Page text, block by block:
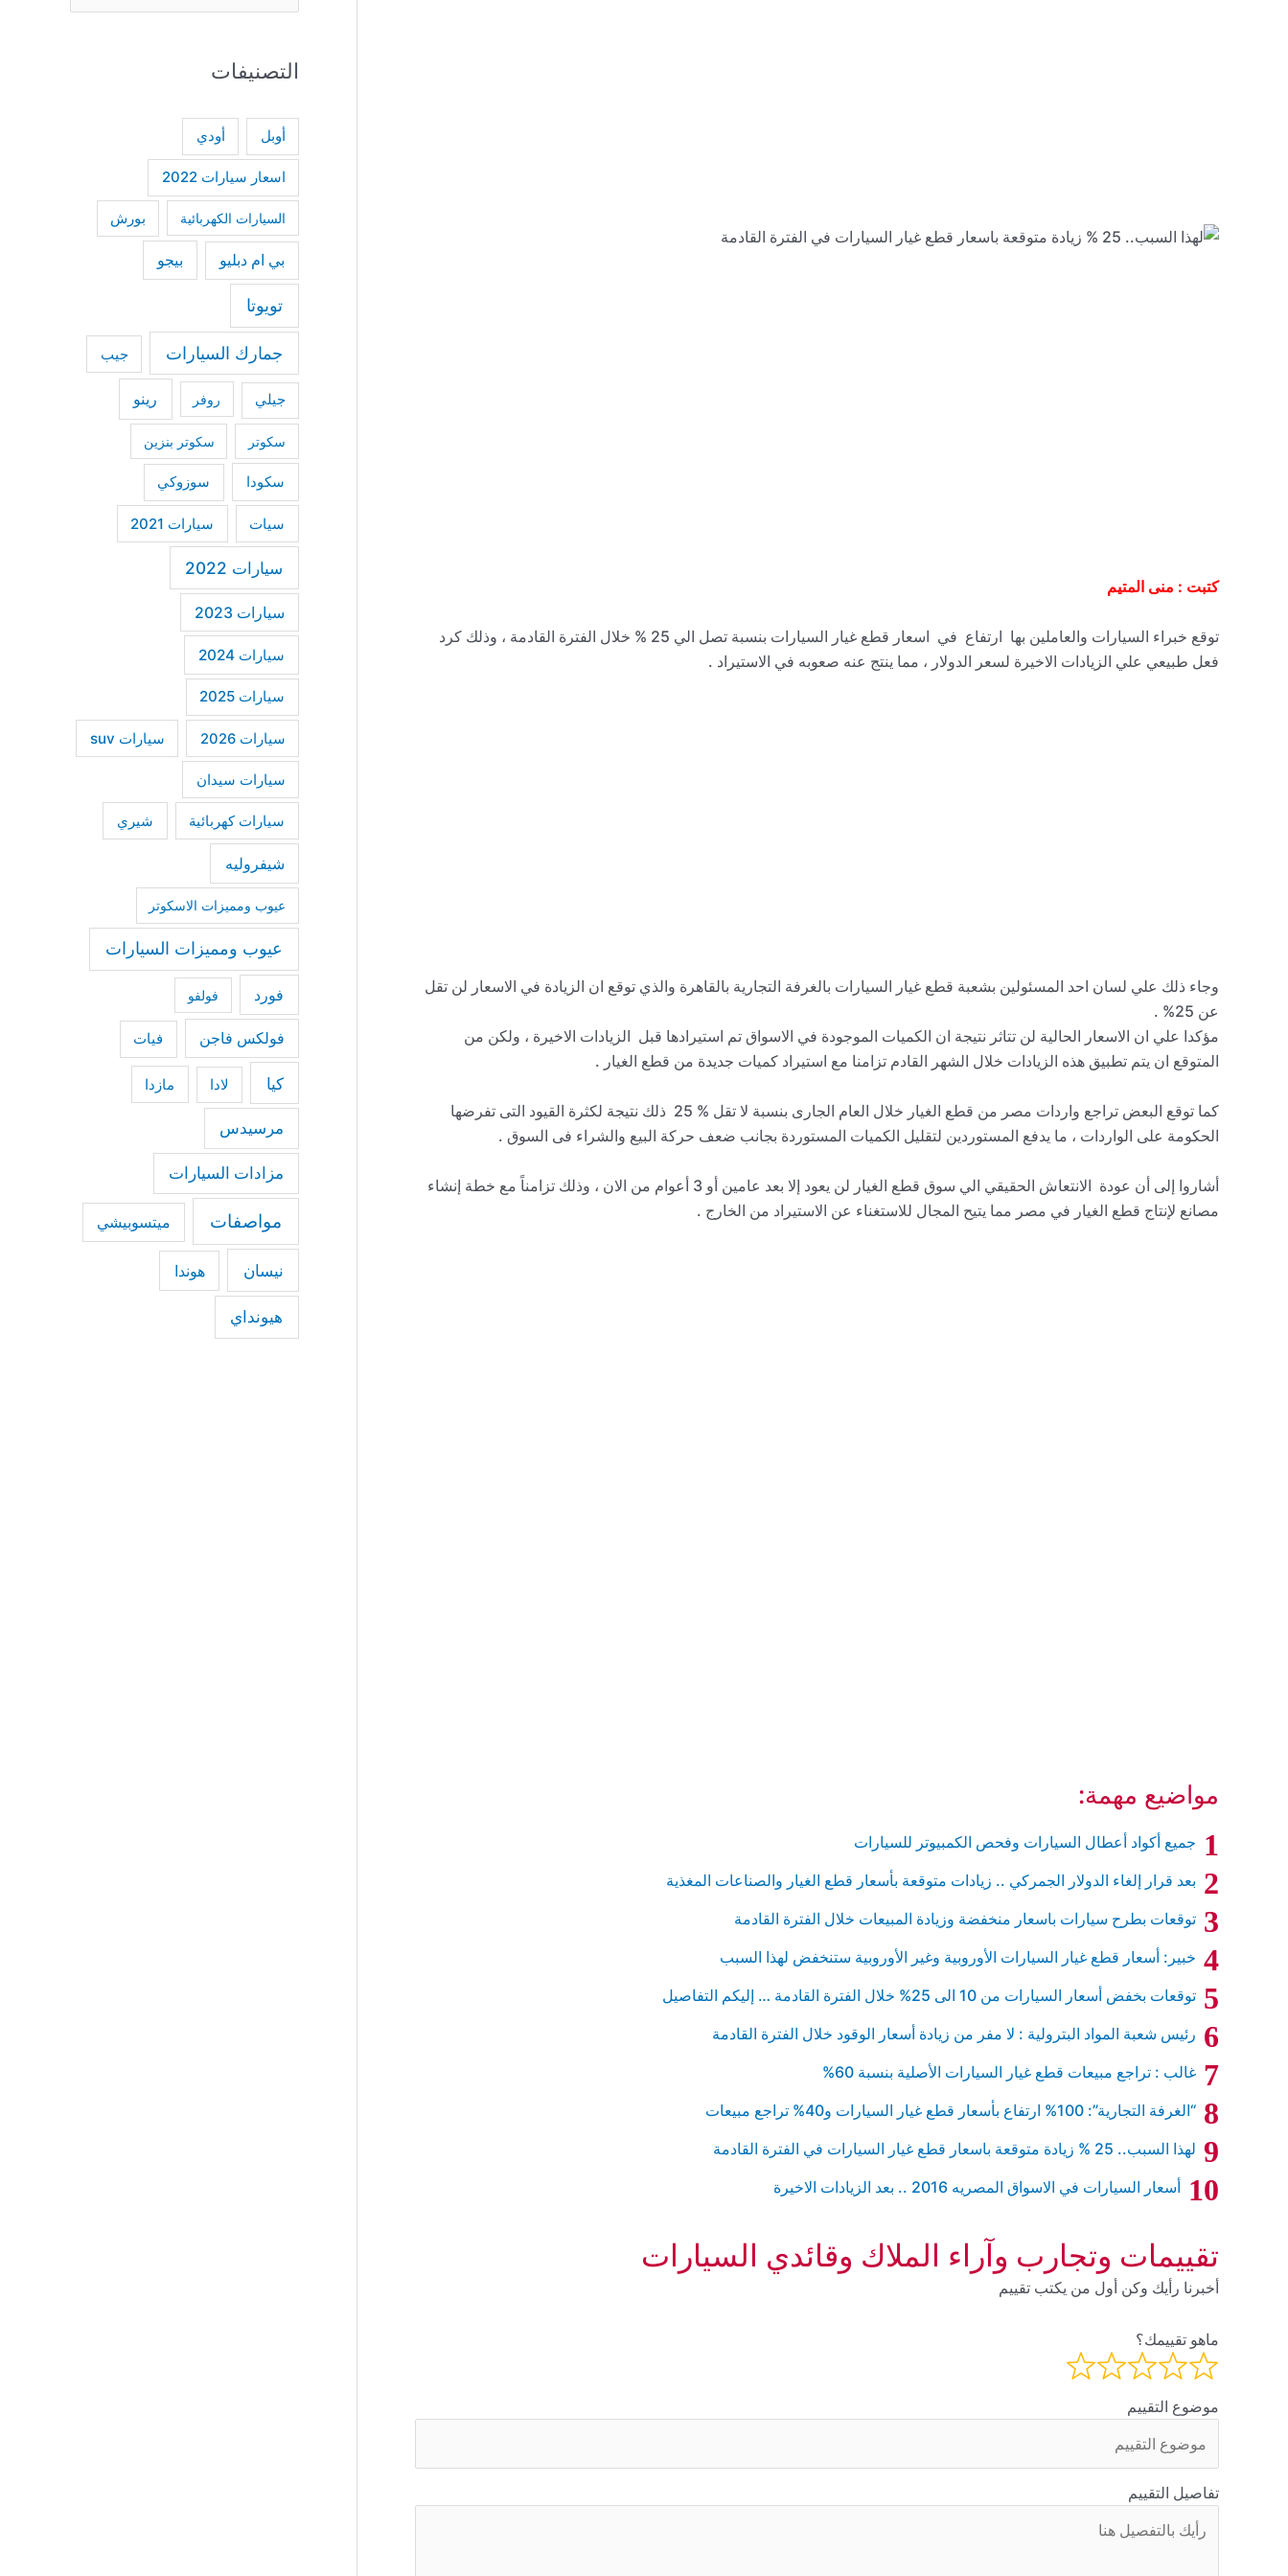
كتبت : منى المتيم
توقع خبراء السيارات والعاملين بها ارتفاع في اسعار قطع غيار السيارات بنسبة تصل الي 25 % خلال الفترة القادمة ، وذلك كرد
فعل طبيعي علي الزيادات الاخيرة لسعر الدولار ، مما ينتج عنه صعوبه في الاستيراد .
وجاء ذلك علي لسان احد المسئولين بشعبة قطع غيار السيارات بالغرفة التجارية بالقاهرة والذي توقع ان الزيادة في الاسعار لن تقل
عن 25% .
مؤكدا علي ان الاسعار الحالية لن تتاثر نتيجة ان الكميات الموجودة في الاسواق تم استيرادها قبل الزيادات الاخيرة ، ولكن من
المتوقع ان يتم تطبيق هذه الزيادات خلال الشهر القادم تزامنا مع استيراد كميات جديدة من قطع الغيار .
كما توقع البعض تراجع واردات مصر من قطع الغيار خلال العام الجارى بنسبة لا تقل % 25 ذلك نتيجة لكثرة القيود التى تفرضها
الحكومة على الواردات ، ما يدفع المستوردين لتقليل الكميات المستوردة بجانب ضعف حركة البيع والشراء فى السوق .
أشاروا إلى أن عودة الانتعاش الحقيقي الي سوق قطع الغيار لن يعود إلا بعد عامين أو 3 أعوام من الان ، وذلك تزامناً مع خطة إنشاء
مصانع لإنتاج قطع الغيار في مصر مما يتيح المجال للاستغناء عن الاستيراد من الخارج .
مواضيع مهمة:
جميع أكواد أعطال السيارات وفحص الكمبيوتر للسيارات
بعد قرار إلغاء الدولار الجمركي .. زيادات متوقعة بأسعار قطع الغيار والصناعات المغذية
توقعات بطرح سيارات باسعار منخفضة وزيادة المبيعات خلال الفترة القادمة
خبير: أسعار قطع غيار السيارات الأوروبية وغير الأوروبية ستنخفض لهذا السبب
توقعات بخفض أسعار السيارات من 10 الى 25% خلال الفترة القادمة … إليكم التفاصيل
رئيس شعبة المواد البترولية : لا مفر من زيادة أسعار الوقود خلال الفترة القادمة
غالب : تراجع مبيعات قطع غيار السيارات الأصلية بنسبة 60%
“الغرفة التجارية”: 100% ارتفاع بأسعار قطع غيار السيارات و40% تراجع مبيعات
لهذا السبب.. 25 % زيادة متوقعة باسعار قطع غيار السيارات في الفترة القادمة
أسعار السيارات في الاسواق المصريه 2016 .. بعد الزيادات الاخيرة
تقييمات وتجارب وآراء الملاك وقائدي السيارات
أخبرنا رأيك وكن أول من يكتب تقييم
ماهو تقييمك؟
موضوع التقييم
تفاصيل التقييم
e
r
f
o
التصنيفات
أوبل أودي
اسعار سيارات 2022
السيارات الكهربائية بورش
بي ام دبليو بيجو
تويوتا
جمارك السيارات جيب
جيلي روفر رينو
سكوتر سكوتر بنزين
سكودا سوزوكي
سيات سيارات 2021
سيارات 2022
سيارات 2023
سيارات 2024
سيارات 2025
سيارات 2026 سيارات suv
سيارات سيدان
سيارات كهربائية شيري
شيفروليه
عيوب ومميزات الاسكوتر
عيوب ومميزات السيارات
فورد فولفو
فولكس فاجن فيات
كيا لادا مازدا
مرسيدس
مزادات السيارات
مواصفات ميتسوبيشي
نيسان هوندا
هيونداي